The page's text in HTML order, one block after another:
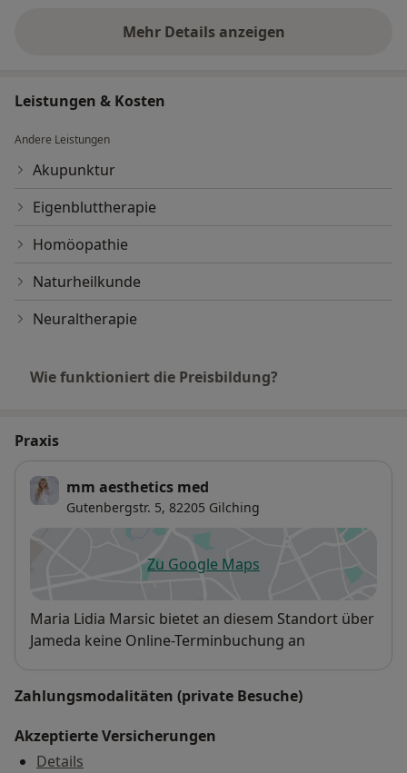
Mehr Details anzeigen
über Erfahrungen
Leistungen & Kosten
Andere Leistungen
Akupunktur
Eigenbluttherapie
Homöopathie
Naturheilkunde
Neuraltherapie
Wie funktioniert die Preisbildung?
Praxis
mm aesthetics med
Gutenbergstr. 5, 82205 Gilching
Zu Google Mapsöffnet in einer neuen
Verfügbarkeit
Maria Lidia Marsic bietet an diesem Standort über
Jameda keine Online-Terminbuchung an
Zahlungsmodalitäten (private Besuche)
Akzeptierte Versicherungen
Details